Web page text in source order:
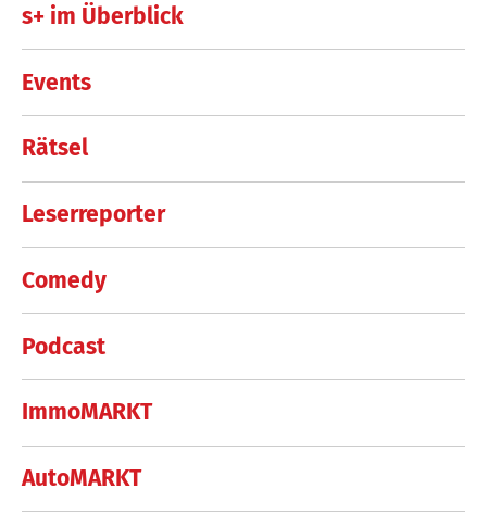
s+ im Überblick
Events
Rätsel
Leserreporter
Comedy
Podcast
ImmoMARKT
AutoMARKT